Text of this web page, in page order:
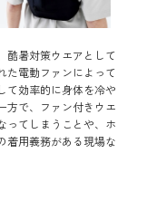
酷暑対策ウエアとして
た電動ファンによって
て効率的に身体を冷や
方で、ファン付きウエ
ってしまうことや、ホ
着用義務がある現場な